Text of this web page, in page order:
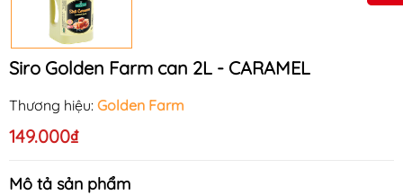
Siro Golden Farm can 2L - CARAMEL
Thương hiệu: Golden Farm
149.000₫
Mô tả sản phẩm